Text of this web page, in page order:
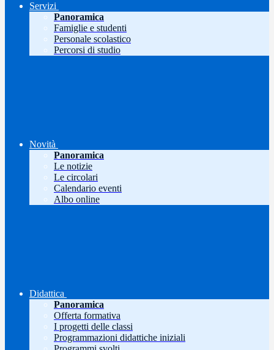
Servizi
Panoramica
Famiglie e studenti
Personale scolastico
Percorsi di studio
Novità
Panoramica
Le notizie
Le circolari
Calendario eventi
Albo online
Didattica
Panoramica
Offerta formativa
I progetti delle classi
Programmazioni didattiche iniziali